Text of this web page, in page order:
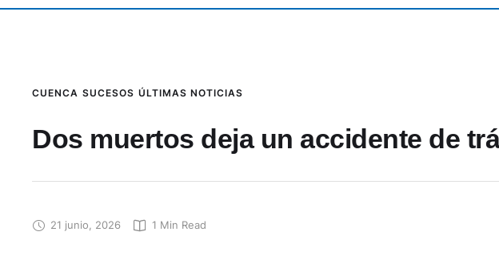
CUENCA SUCESOS ÚLTIMAS NOTICIAS
Dos muertos deja un accidente de
21 junio, 2026 1 Min Read